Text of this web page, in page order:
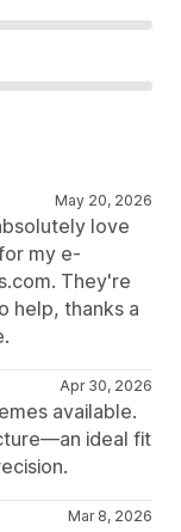
May 20, 2026
love
my e-
They're
help, thanks a
Apr 30, 2026
available.
ideal fit
Mar 8, 2026